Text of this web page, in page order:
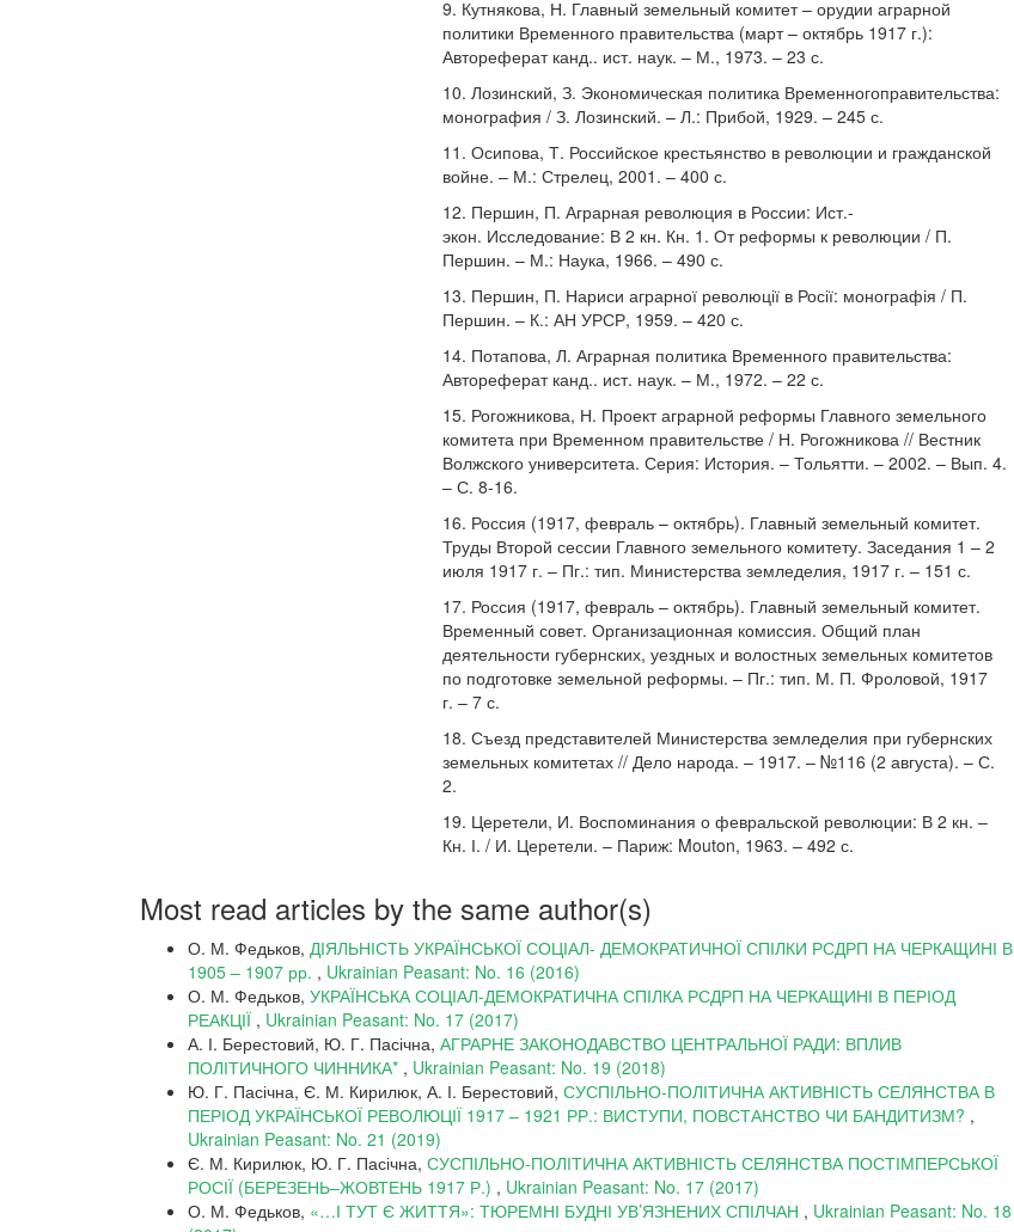
9. Кутнякова, Н. Главный земельный комитет – орудии аграрной
политики Временного правительства (март – октябрь 1917 г.):
Автореферат канд.. ист. наук. – М., 1973. – 23 с.
10. Лозинский, З. Экономическая политика Временногоправительства:
монография / З. Лозинский. – Л.: Прибой, 1929. – 245 с.
11. Осипова, Т. Российское крестьянство в революции и гражданской
войне. – М.: Стрелец, 2001. – 400 с.
12. Першин, П. Аграрная революция в России: Ист.-
экон. Исследование: В 2 кн. Кн. 1. От реформы к революции / П.
Першин. – М.: Наука, 1966. – 490 с.
13. Першин, П. Нариси аграрної революції в Росії: монографія / П.
Першин. – К.: АН УРСР, 1959. – 420 с.
14. Потапова, Л. Аграрная политика Временного правительства:
Автореферат канд.. ист. наук. – М., 1972. – 22 с.
15. Рогожникова, Н. Проект аграрной реформы Главного земельного
комитета при Временном правительстве / Н. Рогожникова // Вестник
Волжского университета. Серия: История. – Тольятти. – 2002. – Вып. 4.
– С. 8-16.
16. Россия (1917, февраль – октябрь). Главный земельный комитет.
Труды Второй сессии Главного земельного комитету. Заседания 1 – 2
июля 1917 г. – Пг.: тип. Министерства земледелия, 1917 г. – 151 с.
17. Россия (1917, февраль – октябрь). Главный земельный комитет.
Временный совет. Организационная комиссия. Общий план
деятельности губернских, уездных и волостных земельных комитетов
по подготовке земельной реформы. – Пг.: тип. М. П. Фроловой, 1917
г. – 7 с.
18. Съезд представителей Министерства земледелия при губернских
земельных комитетах // Дело народа. – 1917. – №116 (2 августа). – С.
2.
19. Церетели, И. Воспоминания о февральской революции: В 2 кн. –
Кн. І. / И. Церетели. – Париж: Mouton, 1963. – 492 с.
Most read articles by the same author(s)
О. М. Федьков, ДІЯЛЬНІСТЬ УКРАЇНСЬКОЇ СОЦІАЛ- ДЕМОКРАТИЧНОЇ СПІЛКИ РСДРП НА ЧЕРКАЩИНІ В
1905 – 1907 рр. , Ukrainian Peasant: No. 16 (2016)
О. М. Федьков, УКРАЇНСЬКА СОЦІАЛ-ДЕМОКРАТИЧНА СПІЛКА РСДРП НА ЧЕРКАЩИНІ В ПЕРІОД
РЕАКЦІЇ , Ukrainian Peasant: No. 17 (2017)
А. І. Берестовий, Ю. Г. Пасічна, АГРАРНЕ ЗАКОНОДАВСТВО ЦЕНТРАЛЬНОЇ РАДИ: ВПЛИВ
ПОЛІТИЧНОГО ЧИННИКА* , Ukrainian Peasant: No. 19 (2018)
Ю. Г. Пасічна, Є. М. Кирилюк, А. І. Берестовий, СУСПІЛЬНО-ПОЛІТИЧНА АКТИВНІСТЬ СЕЛЯНСТВА В
ПЕРІОД УКРАЇНСЬКОЇ РЕВОЛЮЦІЇ 1917 – 1921 РР.: ВИСТУПИ, ПОВСТАНСТВО ЧИ БАНДИТИЗМ? ,
Ukrainian Peasant: No. 21 (2019)
Є. М. Кирилюк, Ю. Г. Пасічна, СУСПІЛЬНО-ПОЛІТИЧНА АКТИВНІСТЬ СЕЛЯНСТВА ПОСТІМПЕРСЬКОЇ
РОСІЇ (БЕРЕЗЕНЬ–ЖОВТЕНЬ 1917 Р.) , Ukrainian Peasant: No. 17 (2017)
О. М. Федьков, «…І ТУТ Є ЖИТТЯ»: ТЮРЕМНІ БУДНІ УВ’ЯЗНЕНИХ СПІЛЧАН , Ukrainian Peasant: No. 18